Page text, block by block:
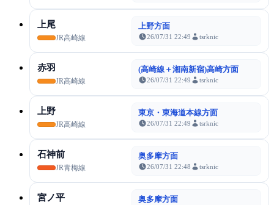
上尾
JR高崎線
上野方面
26/07/31 22:49 tsrknic
赤羽
JR高崎線
(高崎線＋湘南新宿)高崎方面
26/07/31 22:49 tsrknic
上野
JR高崎線
東京・東海道本線方面
26/07/31 22:49 tsrknic
石神前
JR青梅線
奥多摩方面
26/07/31 22:48 tsrknic
宮ノ平 奥多摩方面